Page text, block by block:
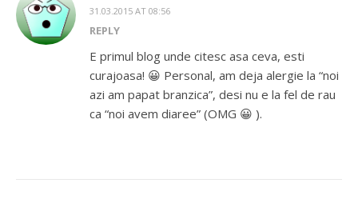
31.03.2015 AT 08:56
REPLY
E primul blog unde citesc asa ceva, esti
curajoasa! 😀 Personal, am deja alergie la “noi
azi am papat branzica”, desi nu e la fel de rau
ca “noi avem diaree” (OMG 😀 ).